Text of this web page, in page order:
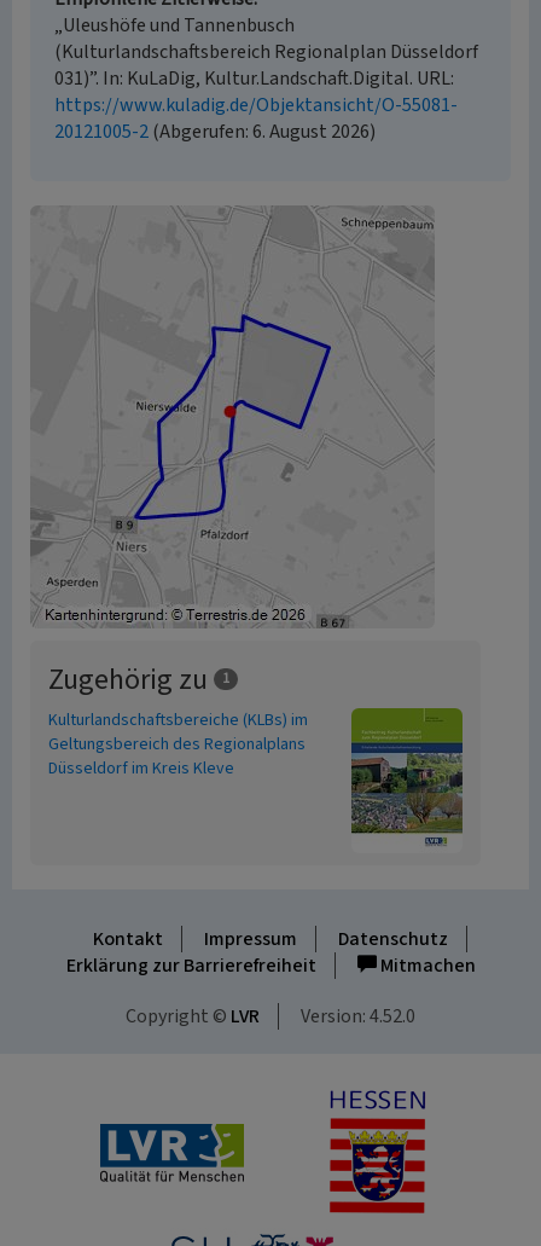
„Uleushöfe und Tannenbusch
(Kulturlandschaftsbereich Regionalplan Düsseldorf
031)”. In: KuLaDig, Kultur.Landschaft.Digital. URL:
https://www.kuladig.de/Objektansicht/O-55081-
20121005-2(Abgerufen: 6. August 2026)
Zugehörig zu 1
Kulturlandschaftsbereiche (KLBs) im
Geltungsbereich des Regionalplans
Düsseldorf im Kreis Kleve
Kontakt Impressum
Datenschutz
Erklärung zur Barrierefreiheit
Mitmachen
Copyright © LVR Version: 4.52.0